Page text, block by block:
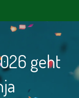
geht